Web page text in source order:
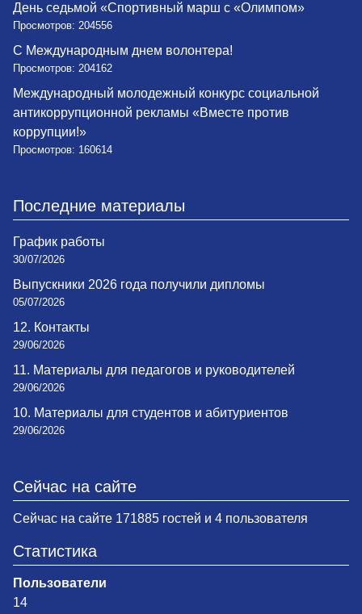
День седьмой «Спортивный марш с «Олимпом»
Просмотров: 204556
С Международным днем волонтера!
Просмотров: 204162
Международный молодежный конкурс социальной
антикоррупционной рекламы «Вместе против
коррупции!»
Просмотров: 160614
Последние материалы
График работы
30/07/2026
Выпускники 2026 года получили дипломы
05/07/2026
12. Контакты
29/06/2026
11. Материалы для педагогов и руководителей
29/06/2026
10. Материалы для студентов и абитуриентов
29/06/2026
Сейчас на сайте
Сейчас на сайте 171885 гостей и 4 пользователя
Статистика
Пользователи
14